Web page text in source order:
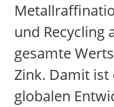
und Recycling
gesamte
Zink. Damit ist
globalen